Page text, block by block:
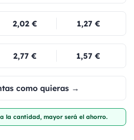
2,02 € 1,27 €
2,77 € 1,57 €
como quieras →
la cantidad, mayor será el ahorro.